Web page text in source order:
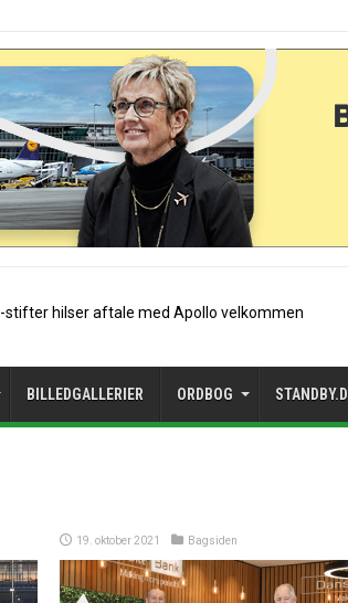
etablerer A320-
BILLEDGALLERIER ORDBOG
19. oktober 2021 Bagsiden